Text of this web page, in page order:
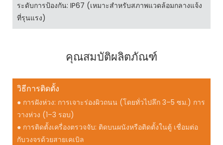
ระดับการป้องกัน: IP67 (เหมาะสำหรับสภาพแวดล้อมกลางแจ้ง
ที่รุนแรง)
คุณสมบัติผลิตภัณฑ์
วิธีการติดตั้ง
● การฝังห่วง: การเจาะร่องผิวถนน (โดยทั่วไปลึก 3–5 ซม.) การ
วางห่วง (1–3 รอบ)
● การติดตั้งเครื่องตรวจจับ: ติดบนผนังหรือติดตั้งในตู้ เชื่อมต่อ
กับวงจรด้วยสายเคเบิล